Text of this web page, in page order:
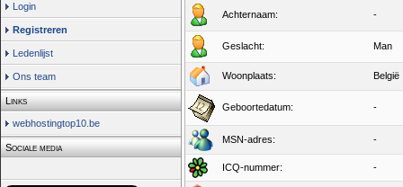
Login
Registreren
Ledenlijst
Ons team
Links
webhostingtop10.be
Sociale media
Achternaam: -
Geslacht: Man
Woonplaats: België
Geboortedatum: -
MSN-adres: -
ICQ-nummer: -